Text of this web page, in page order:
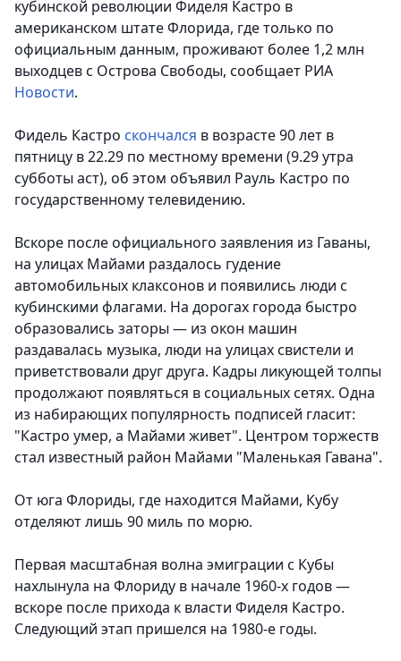
кубинской революции Фиделя Кастро в
американском штате Флорида, где только по
официальным данным, проживают более 1,2 млн
выходцев с Острова Свободы, сообщает РИА
Новости.
Фидель Кастро скончался в возрасте 90 лет в
пятницу в 22.29 по местному времени (9.29 утра
субботы аст), об этом объявил Рауль Кастро по
государственному телевидению.
Вскоре после официального заявления из Гаваны,
на улицах Майами раздалось гудение
автомобильных клаксонов и появились люди с
кубинскими флагами. На дорогах города быстро
образовались заторы — из окон машин
раздавалась музыка, люди на улицах свистели и
приветствовали друг друга. Кадры ликующей толпы
продолжают появляться в социальных сетях. Одна
из набирающих популярность подписей гласит:
"Кастро умер, а Майами живет". Центром торжеств
стал известный район Майами "Маленькая Гавана".
От юга Флориды, где находится Майами, Кубу
отделяют лишь 90 миль по морю.
Первая масштабная волна эмиграции с Кубы
нахлынула на Флориду в начале 1960-х годов —
вскоре после прихода к власти Фиделя Кастро.
Следующий этап пришелся на 1980-е годы.